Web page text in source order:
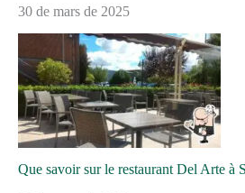
30 de mars de 2025
Que savoir sur le restaurant Del Arte à